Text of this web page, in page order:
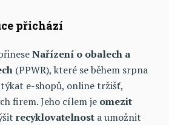
přichází
Nařízení o obalech a
(PPWR), které se během srpna
e-shopů, online tržišť,
firem. Jeho cílem je omezit
recyklovatelnost a umožnit